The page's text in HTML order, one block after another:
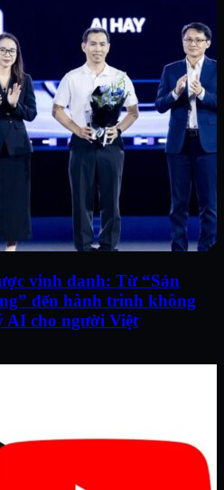
vinh danh: Từ “Sản
đến hành trình không
AI cho người Việt